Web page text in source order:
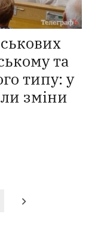
та
типу: у
зміни